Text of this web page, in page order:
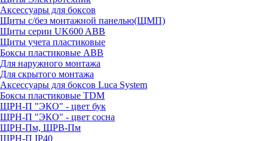
Аксессуары для боксов
Щиты с/без монтажной панелью(ЩМП)
Щиты серии UK600 ABB
Щиты учета пластиковые
Боксы пластиковые ABB
Для наружного монтажа
Для скрытого монтажа
Аксессуары для боксов Luca System
Боксы пластиковые TDM
ЩРН-П "ЭКО" - цвет бук
ЩРН-П "ЭКО" - цвет сосна
ЩРН-Пм, ЩРВ-Пм
ЩРН-П IP40